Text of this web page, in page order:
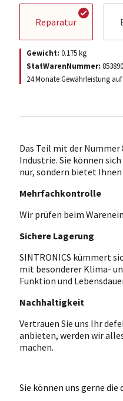
Reparatur
Gewicht: 0.175kg
StatWarenNummer:
24 Monate Gewährleistung
Das Teil mit der Nummer
Industrie. Sie können
nur, sondern bietet Ihnen
Mehrfachkontrolle
Wir prüfen beim
Sichere Lagerung
SINTRONICS kümmert
mit besonderer Klima-
Funktion und
Nachhaltigkeit
Vertrauen Sie uns Ihr
anbieten, werden wir
machen.
Sie können uns gerne